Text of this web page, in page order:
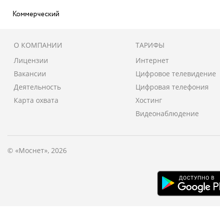
Коммерческий
О КОМПАНИИ
Лицензии
Вакансии
Деятельность
Карта охвата
ТАРИФЫ
Интернет
Цифровое телевидение
Цифровая телефония
Хостинг
Видеонаблюдение
© «Моснет», 2026